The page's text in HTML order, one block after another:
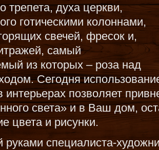
трепета, духа церкви,
готическими колоннами,
свечей, фресок и,
самый
из которых – роза над
Сегодня
интерьерах позволяет
света» и в Ваш дом,
цвета и рисунки.
специалиста-